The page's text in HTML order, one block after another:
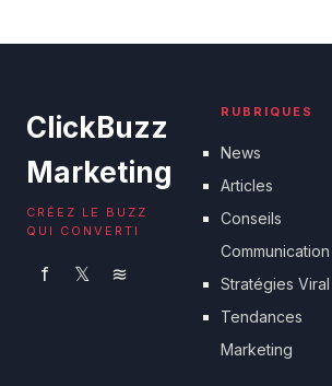
ClickBuzz
Marketing
CRÉEZ LE BUZZ
QUI CONVERTI
f 𝕏 ≋
RUBRIQUES
News
Articles
Conseils
Communication
Stratégies Viral
Tendances
Marketing